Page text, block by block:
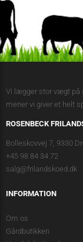
Vi lægger stor vægt på
mener vi giver et helt
ROSENBECK
Bolleskovvej 7, 9330
+45 98 84 34 72
salg@frilandskoed.dk
INFORMATION
Om os
Gårdbutikken